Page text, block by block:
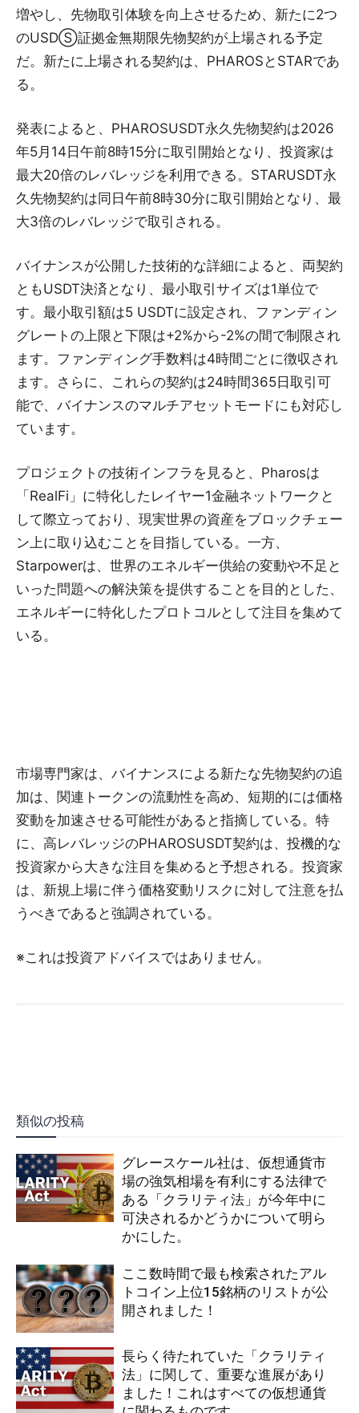
増やし、先物取引体験を向上させるため、新たに2つ
のUSDⓈ証拠金無期限先物契約が上場される予定
だ。新たに上場される契約は、PHAROSとSTARであ
る。
発表によると、PHAROSUSDT永久先物契約は2026
年5月14日午前8時15分に取引開始となり、投資家は
最大20倍のレバレッジを利用できる。STARUSDT永
久先物契約は同日午前8時30分に取引開始となり、最
大3倍のレバレッジで取引される。
バイナンスが公開した技術的な詳細によると、両契約
ともUSDT決済となり、最小取引サイズは1単位で
す。最小取引額は5 USDTに設定され、ファンディン
グレートの上限と下限は+2%から-2%の間で制限され
ます。ファンディング手数料は4時間ごとに徴収され
ます。さらに、これらの契約は24時間365日取引可
能で、バイナンスのマルチアセットモードにも対応し
ています。
プロジェクトの技術インフラを見ると、Pharosは
「RealFi」に特化したレイヤー1金融ネットワークと
して際立っており、現実世界の資産をブロックチェー
ン上に取り込むことを目指している。一方、
Starpowerは、世界のエネルギー供給の変動や不足と
いった問題への解決策を提供することを目的とした、
エネルギーに特化したプロトコルとして注目を集めて
いる。
市場専門家は、バイナンスによる新たな先物契約の追
加は、関連トークンの流動性を高め、短期的には価格
変動を加速させる可能性があると指摘している。特
に、高レバレッジのPHAROSUSDT契約は、投機的な
投資家から大きな注目を集めると予想される。投資家
は、新規上場に伴う価格変動リスクに対して注意を払
うべきであると強調されている。
※これは投資アドバイスではありません。
類似の投稿
グレースケール社は、仮想通貨市
場の強気相場を有利にする法律で
ある「クラリティ法」が今年中に
可決されるかどうかについて明ら
かにした。
ここ数時間で最も検索されたアル
トコイン上位15銘柄のリストが公
開されました！
長らく待たれていた「クラリティ
法」に関して、重要な進展があり
ました！これはすべての仮想通貨